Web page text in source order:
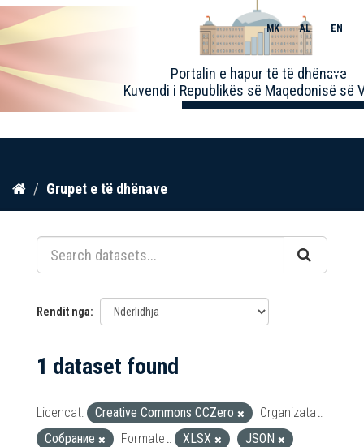
Kalo
përmbajtja
Portalin e hapur të të dhënave
Kuvendi i Republikës së Maqedonisë së
MK AL EN
Toggle
Grupet e të dhënave
Rendit nga
1 dataset found
Licencat: Creative Commons CCZero
Organizatat:
Собрание
Formatet: XLSX
JSON